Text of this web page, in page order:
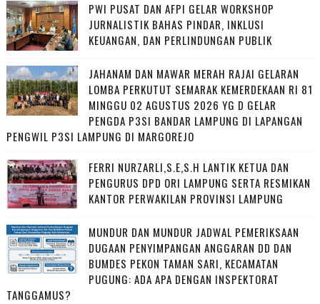
PWI PUSAT DAN AFPI GELAR WORKSHOP
JURNALISTIK BAHAS PINDAR, INKLUSI
KEUANGAN, DAN PERLINDUNGAN PUBLIK
JAHANAM DAN MAWAR MERAH RAJAI GELARAN
LOMBA PERKUTUT SEMARAK KEMERDEKAAN RI 81
MINGGU 02 AGUSTUS 2026 YG D GELAR
PENGDA P3SI BANDAR LAMPUNG DI LAPANGAN
PENGWIL P3SI LAMPUNG DI MARGOREJO
FERRI NURZARLI,S.E,S.H LANTIK KETUA DAN
PENGURUS DPD ORI LAMPUNG SERTA RESMIKAN
KANTOR PERWAKILAN PROVINSI LAMPUNG
MUNDUR DAN MUNDUR JADWAL PEMERIKSAAN
DUGAAN PENYIMPANGAN ANGGARAN DD DAN
BUMDES PEKON TAMAN SARI, KECAMATAN
PUGUNG: ADA APA DENGAN INSPEKTORAT
TANGGAMUS?